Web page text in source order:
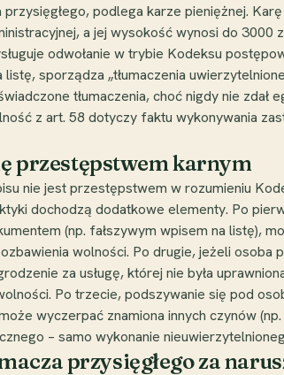
podlega karze pieniężnej.
a jej wysokość wynosi do 3000
odwołanie w trybie Kodeksu
sporządza „tłumaczenia
tłumaczenia, choć nigdy nie
z art. 58 dotyczy faktu wykonywania
przestępstwem karnym
nie jest przestępstwem w rozumieniu
dochodzą dodatkowe elementy. Po
(np. fałszywym wpisem na listę),
wolności. Po drugie, jeżeli osoba
za usługę, której nie była
Po trzecie, podszywanie się pod
wyczerpać znamiona innych czynów
– samo wykonanie
przysięgłego za